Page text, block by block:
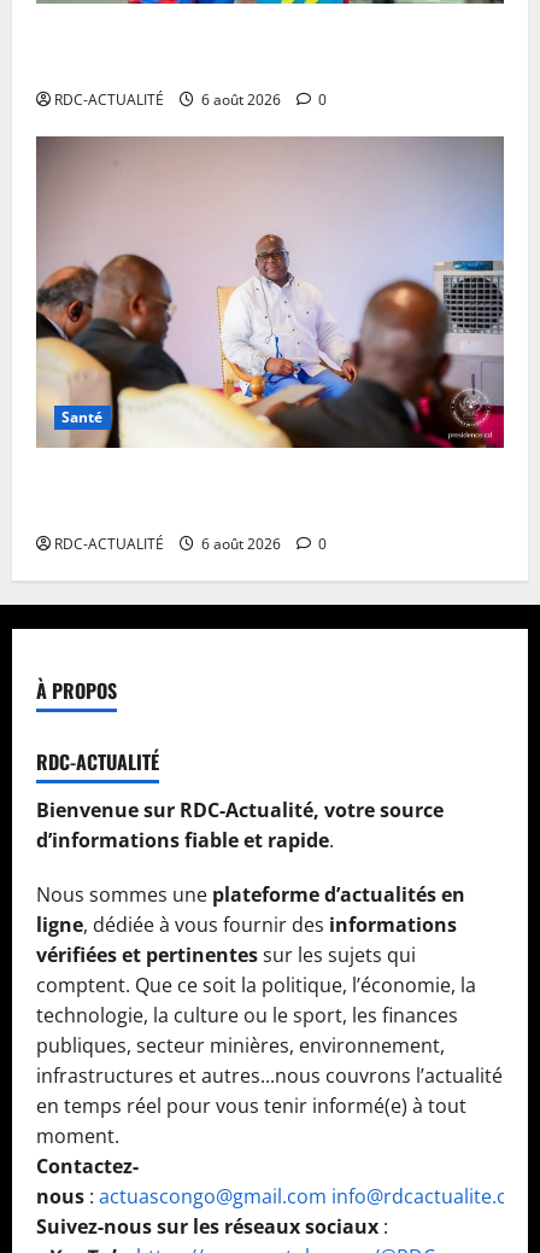
RDC-ACTUALITÉ 6 août 2026 0
Santé
RDC-ACTUALITÉ 6 août 2026 0
À PROPOS
RDC-ACTUALITÉ
Bienvenue sur RDC-Actualité, votre source
d’informations fiable et rapide.
Nous sommes une plateforme d’actualités en
ligne, dédiée à vous fournir des informations
vérifiées et pertinentessur les sujets qui
comptent. Que ce soit la politique, l’économie, la
technologie, la culture ou le sport, les finances
publiques, secteur minières, environnement,
infrastructures et autres...nous couvrons l’actualité
en temps réel pour vous tenir informé(e) à tout
moment.
Contactez-
nous : actuascongo@gmail.com info@rdcactualite.com
Suivez-nous sur les réseaux sociaux :